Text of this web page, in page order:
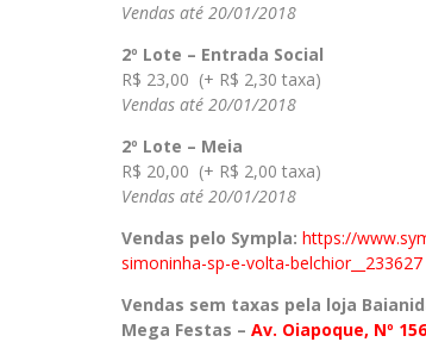
Vendas até 20/01/2018
2º Lote – Entrada Social
R$ 23,00 (+ R$ 2,30 taxa)
Vendas até 20/01/2018
2º Lote – Meia
R$ 20,00 (+ R$ 2,00 taxa)
Vendas até 20/01/2018
Vendas pelo Sympla: https://
simoninha-sp-e-volta-belchior__233627
Vendas sem taxas pela loja
Mega Festas – Av. Oiapoque, Nº